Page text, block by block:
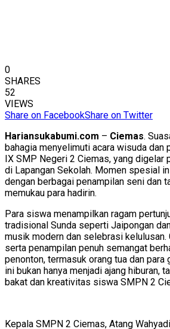
0
SHARES
52
VIEWS
Share on FacebookShare on Twitter
Hariansukabumi.com – Ciemas.
bahagia menyelimuti acara wisuda
IX SMP Negeri 2 Ciemas, yang digelar
di Lapangan Sekolah. Momen spesial
dengan berbagai penampilan seni dan
memukau para hadirin.
Para siswa menampilkan ragam
tradisional Sunda seperti Jaipongan
musik modern dan selebrasi kelulusan.
serta penampilan penuh semangat
penonton, termasuk orang tua dan para
ini bukan hanya menjadi ajang hiburan,
bakat dan kreativitas siswa SMPN 2
Kepala SMPN 2 Ciemas, Atang